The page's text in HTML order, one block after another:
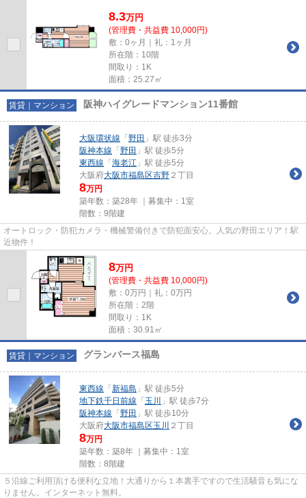
8.3万円
(管理費・共益費 10,000円)
敷：0ヶ月｜礼：1ヶ月
所在階：10階
間取り：1K
面積：25.27㎡
賃貸｜マンション 阪神ハイグレードマンション11番館
大阪環状線 「 野田 」駅 徒歩3分
阪神本線 「 野田 」駅 徒歩5分
東西線 「 海老江 」駅 徒歩5分
大阪府大阪市福島区吉野 ２丁目
8万円
築年数：築28年 ｜募集中： 1室
階数：9階建
オートロック・防犯カメラ・機械警備付きで防犯面安心。人気の野田エリア！駅
近物件！
8万円
(管理費・共益費 10,000円)
敷：0万円｜礼：0万円
所在階：2階
間取り：1K
面積：30.91㎡
賃貸｜マンション グランバース福島
東西線 「 新福島 」駅 徒歩5分
地下鉄千日前線 「 玉川
」駅 徒歩7分
阪神本線 「 野田 」駅 徒歩10分
大阪府大阪市福島区玉川 ２丁目
8万円
築年数：築8年 ｜募集中： 1室
階数：8階建
５沿線ご利用頂ける便利な立地！大通りから１本裏手ですので生活騒音も気にな
りません。インターネット無料。